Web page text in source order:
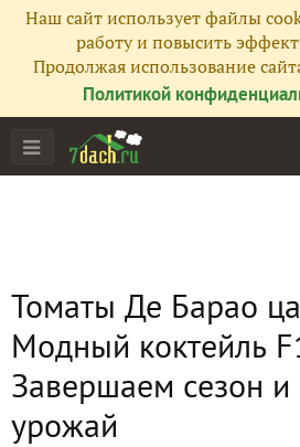
Наш сайт использует файлы
работу и повысить
Продолжая использование
Политикой
Томаты Де Барао
Модный коктейль
Завершаем сезон и
урожай